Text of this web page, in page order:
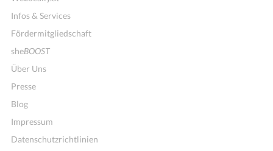
Infos & Services
Fördermitgliedschaft
sheBOOST
Über Uns
Presse
Blog
Impressum
Datenschutzrichtlinien